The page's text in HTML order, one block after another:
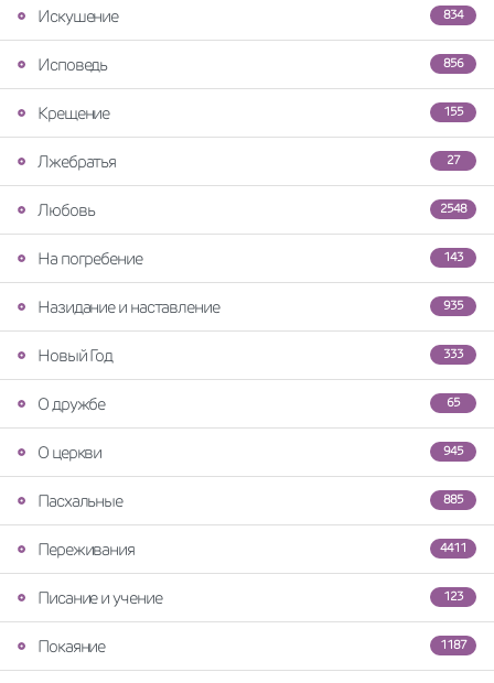
834
Искушение
856
Исповедь
155
Крещение
27
Лжебратья
2548
Любовь
143
На погребение
935
Назидание и наставление
333
Новый Год
65
О дружбе
945
О церкви
885
Пасхальные
4411
Переживания
123
Писание и учение
1187
Покаяние